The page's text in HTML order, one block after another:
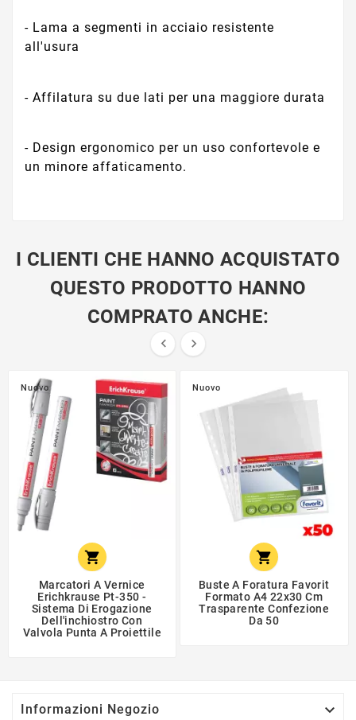
- Lama a segmenti in acciaio resistente
all'usura
- Affilatura su due lati per una maggiore durata
- Design ergonomico per un uso confortevole e
un minore affaticamento.
I CLIENTI CHE HANNO ACQUISTATO
QUESTO PRODOTTO HANNO
COMPRATO ANCHE:
 
Nuovo

Marcatori A Vernice
Erichkrause Pt-350 -
Sistema Di Erogazione
Dell'inchiostro Con
Valvola Punta A Proiettile
Nuovo

Buste A Foratura Favorit
Formato A4 22x30 Cm
Trasparente Confezione
Da 50
Informazioni Negozio 